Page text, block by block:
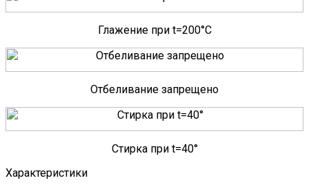
Глажение при t=200°C
Отбеливание запрещено
Стирка при t=40°
Характеристики